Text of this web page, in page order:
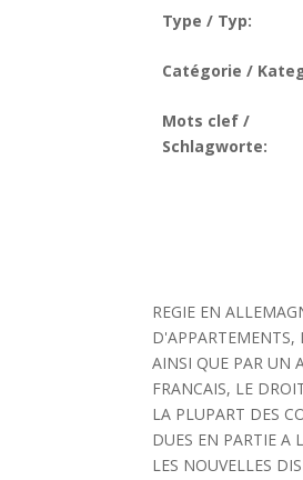
Type / Typ:
Catégorie /
Mots clef /
Schlagworte:
REGIE EN
D'APPARTEMENTS,
AINSI QUE PAR UN
FRANCAIS, LE
LA PLUPART DES
DUES EN PARTIE A
LES NOUVELLES